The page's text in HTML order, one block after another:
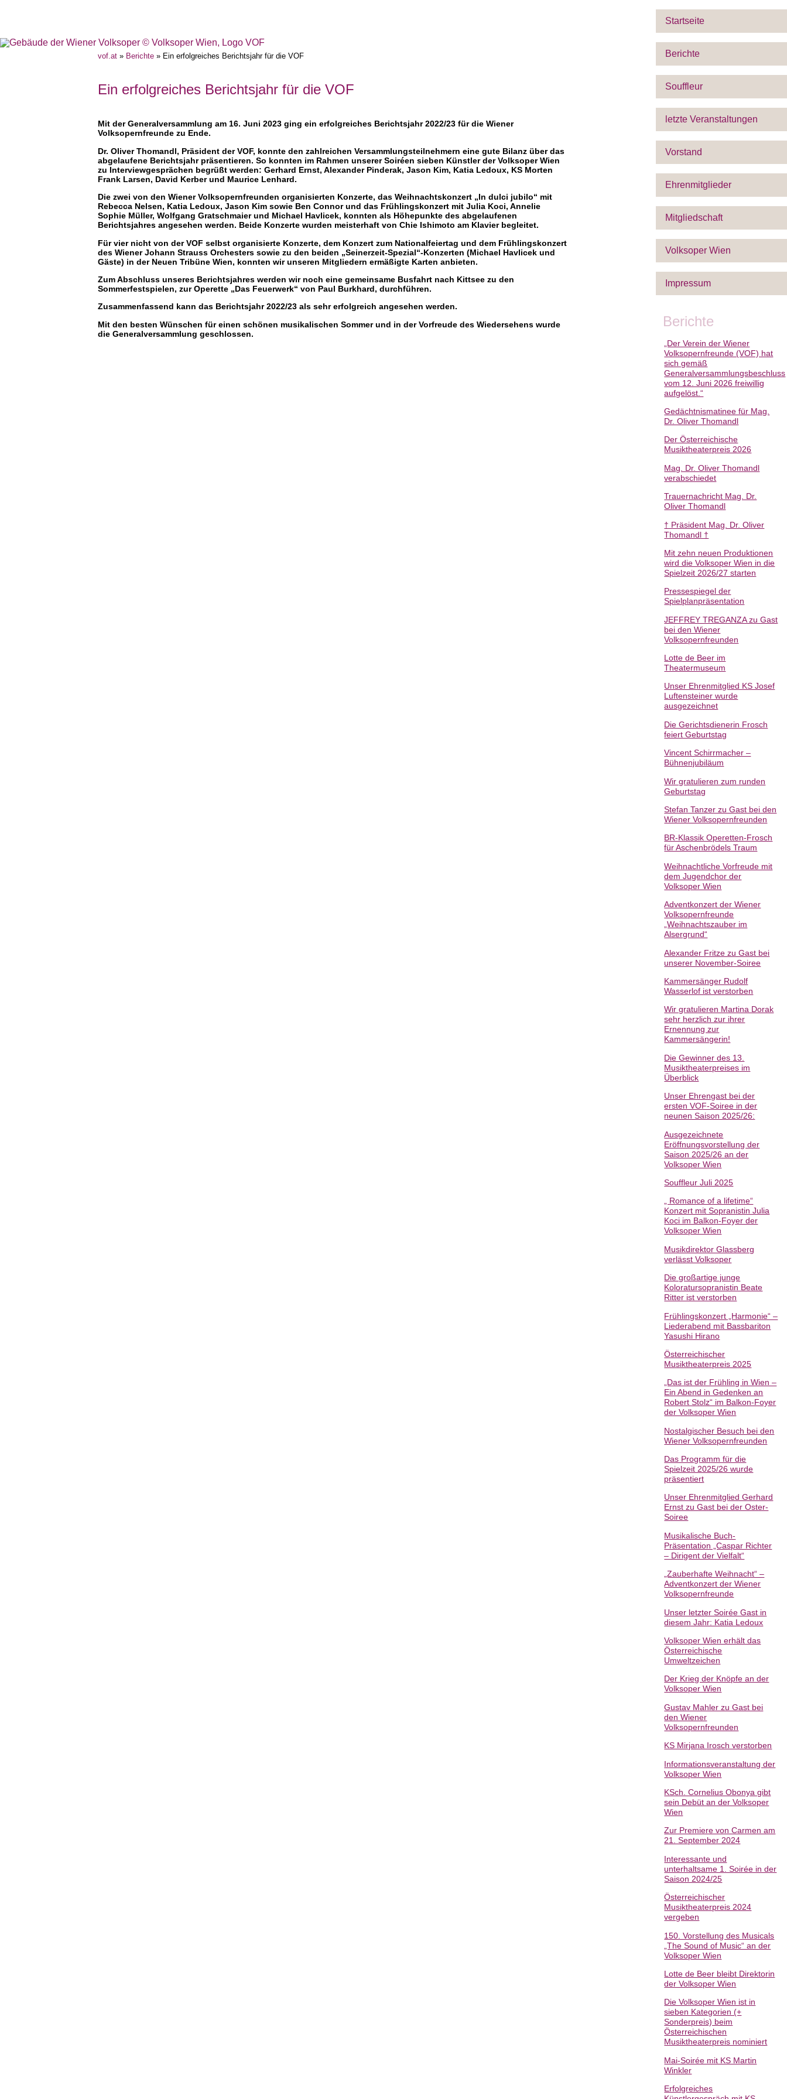
vof.at » Berichte » Ein erfolgreiches Berichtsjahr für die VOF
Ein erfolgreiches Berichtsjahr für die VOF
Mit der Generalversammlung am 16. Juni 2023 ging ein erfolgreiches Berichtsjahr 2022/23 für die Wiener
Volksopernfreunde zu Ende.
Dr. Oliver Thomandl, Präsident der VOF, konnte den zahlreichen Versammlungsteilnehmern eine gute Bilanz über das
abgelaufene Berichtsjahr präsentieren. So konnten im Rahmen unserer Soiréen sieben Künstler der Volksoper Wien
zu Interviewgesprächen begrüßt werden: Gerhard Ernst, Alexander Pinderak, Jason Kim, Katia Ledoux, KS Morten
Frank Larsen, David Kerber und Maurice Lenhard.
Die zwei von den Wiener Volksopernfreunden organisierten Konzerte, das Weihnachtskonzert „In dulci jubilo“ mit
Rebecca Nelsen, Katia Ledoux, Jason Kim sowie Ben Connor und das Frühlingskonzert mit Julia Koci, Annelie
Sophie Müller, Wolfgang Gratschmaier und Michael Havlicek, konnten als Höhepunkte des abgelaufenen
Berichtsjahres angesehen werden. Beide Konzerte wurden meisterhaft von Chie Ishimoto am Klavier begleitet.
Für vier nicht von der VOF selbst organisierte Konzerte, dem Konzert zum Nationalfeiertag und dem Frühlingskonzert
des Wiener Johann Strauss Orchesters sowie zu den beiden „Seinerzeit-Spezial“-Konzerten (Michael Havlicek und
Gäste) in der Neuen Tribüne Wien, konnten wir unseren Mitgliedern ermäßigte Karten anbieten.
Zum Abschluss unseres Berichtsjahres werden wir noch eine gemeinsame Busfahrt nach Kittsee zu den
Sommerfestspielen, zur Operette „Das Feuerwerk“ von Paul Burkhard, durchführen.
Zusammenfassend kann das Berichtsjahr 2022/23 als sehr erfolgreich angesehen werden.
Mit den besten Wünschen für einen schönen musikalischen Sommer und in der Vorfreude des Wiedersehens wurde
die Generalversammlung geschlossen.
Startseite
Berichte
Souffleur
letzte Veranstaltungen
Vorstand
Ehrenmitglieder
Mitgliedschaft
Volksoper Wien
Impressum
Berichte
„Der Verein der Wiener
Volksopernfreunde (VOF) hat
sich gemäß
Generalversammlungsbeschluss
vom 12. Juni 2026 freiwillig
aufgelöst.“
Gedächtnismatinee für Mag.
Dr. Oliver Thomandl
Der Österreichische
Musiktheaterpreis 2026
Mag. Dr. Oliver Thomandl
verabschiedet
Trauernachricht Mag. Dr.
Oliver Thomandl
† Präsident Mag. Dr. Oliver
Thomandl †
Mit zehn neuen Produktionen
wird die Volksoper Wien in die
Spielzeit 2026/27 starten
Pressespiegel der
Spielplanpräsentation
JEFFREY TREGANZA zu Gast
bei den Wiener
Volksopernfreunden
Lotte de Beer im
Theatermuseum
Unser Ehrenmitglied KS Josef
Luftensteiner wurde
ausgezeichnet
Die Gerichtsdienerin Frosch
feiert Geburtstag
Vincent Schirrmacher –
Bühnenjubiläum
Wir gratulieren zum runden
Geburtstag
Stefan Tanzer zu Gast bei den
Wiener Volksopernfreunden
BR-Klassik Operetten-Frosch
für Aschenbrödels Traum
Weihnachtliche Vorfreude mit
dem Jugendchor der
Volksoper Wien
Adventkonzert der Wiener
Volksopernfreunde
„Weihnachtszauber im
Alsergrund“
Alexander Fritze zu Gast bei
unserer November-Soiree
Kammersänger Rudolf
Wasserlof ist verstorben
Wir gratulieren Martina Dorak
sehr herzlich zur ihrer
Ernennung zur
Kammersängerin!
Die Gewinner des 13.
Musiktheaterpreises im
Überblick
Unser Ehrengast bei der
ersten VOF-Soiree in der
neunen Saison 2025/26:
Ausgezeichnete
Eröffnungsvorstellung der
Saison 2025/26 an der
Volksoper Wien
Souffleur Juli 2025
„ Romance of a lifetime“
Konzert mit Sopranistin Julia
Koci im Balkon-Foyer der
Volksoper Wien
Musikdirektor Glassberg
verlässt Volksoper
Die großartige junge
Koloratursopranistin Beate
Ritter ist verstorben
Frühlingskonzert „Harmonie“ –
Liederabend mit Bassbariton
Yasushi Hirano
Österreichischer
Musiktheaterpreis 2025
„Das ist der Frühling in Wien –
Ein Abend in Gedenken an
Robert Stolz“ im Balkon-Foyer
der Volksoper Wien
Nostalgischer Besuch bei den
Wiener Volksopernfreunden
Das Programm für die
Spielzeit 2025/26 wurde
präsentiert
Unser Ehrenmitglied Gerhard
Ernst zu Gast bei der Oster-
Soiree
Musikalische Buch-
Präsentation „Caspar Richter
– Dirigent der Vielfalt“
„Zauberhafte Weihnacht“ –
Adventkonzert der Wiener
Volksopernfreunde
Unser letzter Soirée Gast in
diesem Jahr: Katia Ledoux
Volksoper Wien erhält das
Österreichische
Umweltzeichen
Der Krieg der Knöpfe an der
Volksoper Wien
Gustav Mahler zu Gast bei
den Wiener
Volksopernfreunden
KS Mirjana Irosch verstorben
Informationsveranstaltung der
Volksoper Wien
KSch. Cornelius Obonya gibt
sein Debüt an der Volksoper
Wien
Zur Premiere von Carmen am
21. September 2024
Interessante und
unterhaltsame 1. Soirée in der
Saison 2024/25
Österreichischer
Musiktheaterpreis 2024
vergeben
150. Vorstellung des Musicals
„The Sound of Music“ an der
Volksoper Wien
Lotte de Beer bleibt Direktorin
der Volksoper Wien
Die Volksoper Wien ist in
sieben Kategorien (+
Sonderpreis) beim
Österreichischen
Musiktheaterpreis nominiert
Mai-Soirée mit KS Martin
Winkler
Erfolgreiches